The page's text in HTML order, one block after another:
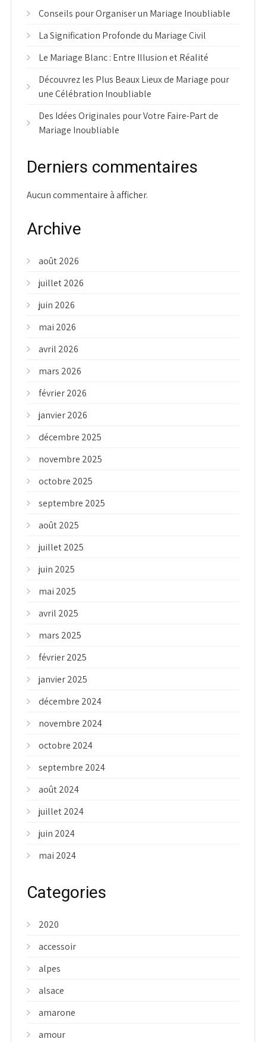
Conseils pour Organiser un Mariage Inoubliable
La Signification Profonde du Mariage Civil
Le Mariage Blanc : Entre Illusion et Réalité
Découvrez les Plus Beaux Lieux de Mariage pour
une Célébration Inoubliable
Des Idées Originales pour Votre Faire-Part de
Mariage Inoubliable
Derniers commentaires
Aucun commentaire à afficher.
Archive
août 2026
juillet 2026
juin 2026
mai 2026
avril 2026
mars 2026
février 2026
janvier 2026
décembre 2025
novembre 2025
octobre 2025
septembre 2025
août 2025
juillet 2025
juin 2025
mai 2025
avril 2025
mars 2025
février 2025
janvier 2025
décembre 2024
novembre 2024
octobre 2024
septembre 2024
août 2024
juillet 2024
juin 2024
mai 2024
Categories
2020
accessoir
alpes
alsace
amarone
amour